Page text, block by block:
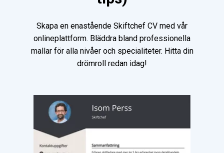
Skapa en enastående Skiftchef CV med vår
onlineplattform. Bläddra bland professionella
mallar för alla nivåer och specialiteter. Hitta din
drömroll redan idag!